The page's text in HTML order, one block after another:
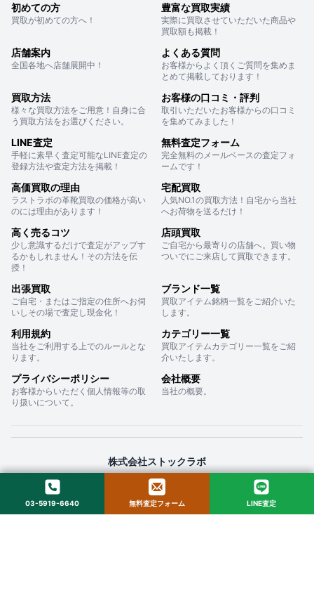
初めての方
買取が初めての方へ！
豊富な買取実績
実際に買取させていただいた商品や
買取額も掲載！
店舗案内
全国各地へ店舗展開中！
よくある質問
お客様からよく頂くご質問を集めま
とめて掲載しております！
買取方法
様々な買取方法をご用意！自身に合
う買取方法をお選びください。
お客様の口コミ・評判
取引いただいたお客様からの口コミ
を集めてみました！
LINE査定
手軽に素早く査定可能なLINE査定の
登録方法や査定方法を掲載！
無料査定フォーム
完全無料のメールベースの査定フォ
ームです！
高価買取の理由
ラストラボの革靴買取の価格が高い
のには理由があります！
宅配買取
人気NO.1の買取方法！自宅から当社
へお荷物を送るだけ！
高く売るコツ
少し意識するだけで査定がアップす
るかもしれません！その方法を伝
授！
店頭買取
ご自宅から最寄りの店舗へ。買い物
ついでにご来店して買取できます。
出張買取
ご自宅・またはご指定の住所へお伺
いしその場で査定し現金化！
ブランド一覧
買取アイテム銘柄一覧をご紹介いた
します。
利用規約
当社をご利用する上でのルールとな
ります。
カテゴリー一覧
買取アイテムカテゴリー一覧をご紹
介いたします。
プライバシーポリシー
お客様からいただく個人情報等の取
り扱いについて。
会社概要
当社の概要。
株式会社ストックラボ
〒160-0022 東京都新宿区新宿２丁目１２−１６ セントフォービル ２０３
© 2025 StockLab. All Rights Reserved.
03-5919-6640 無料査定フォーム LINE査定